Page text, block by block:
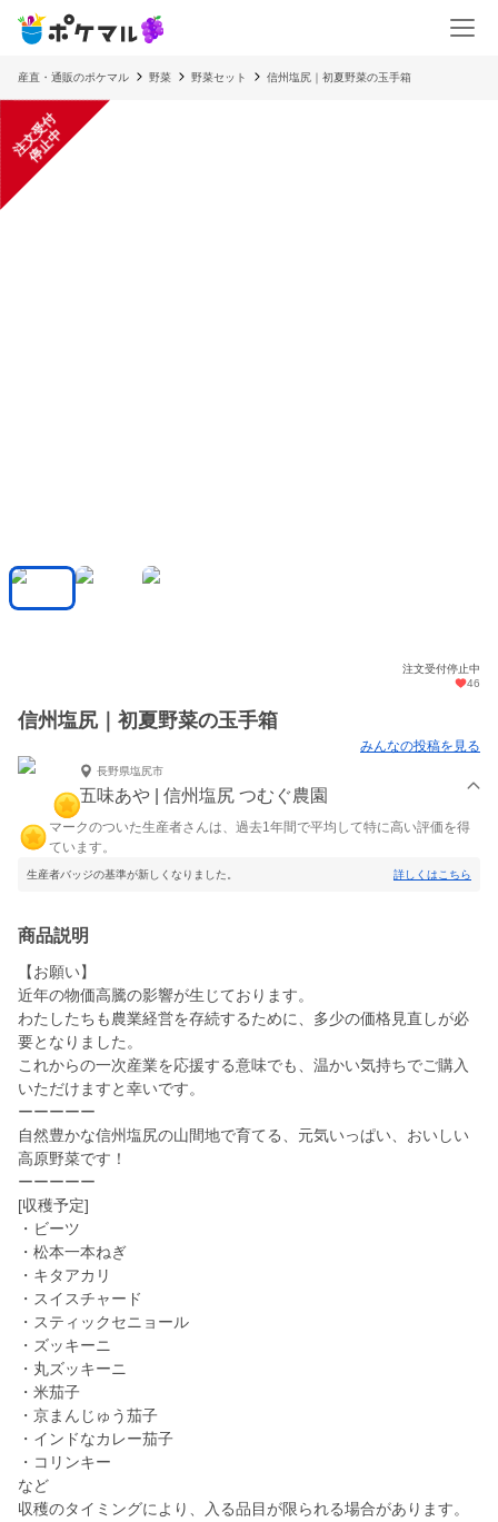
産直・通販のポケマル 野菜 野菜セット 信州塩尻｜初夏野菜の玉手箱
注
文
受
付
停
止
中
注文受付停止中
46
信州塩尻｜初夏野菜の玉手箱
みんなの投稿を見る
長野県塩尻市
五味あや | 信州塩尻 つむぐ農園
マークのついた生産者さんは、過去1年間で平均して特に高い評価を得
ています。
生産者バッジの基準が新しくなりました。 詳しくはこちら
商品説明
【お願い】
近年の物価高騰の影響が生じております。
わたしたちも農業経営を存続するために、多少の価格見直しが必
要となりました。
これからの一次産業を応援する意味でも、温かい気持ちでご購入
いただけますと幸いです。
ーーーーー
自然豊かな信州塩尻の山間地で育てる、元気いっぱい、おいしい
高原野菜です！
ーーーーー
[収穫予定]
・ビーツ
・松本一本ねぎ
・キタアカリ
・スイスチャード
・スティックセニョール
・ズッキーニ
・丸ズッキーニ
・米茄子
・京まんじゅう茄子
・インドなカレー茄子
・コリンキー
など
収穫のタイミングにより、入る品目が限られる場合があります。